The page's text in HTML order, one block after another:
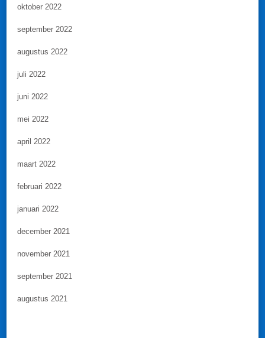
oktober 2022
september 2022
augustus 2022
juli 2022
juni 2022
mei 2022
april 2022
maart 2022
februari 2022
januari 2022
december 2021
november 2021
september 2021
augustus 2021